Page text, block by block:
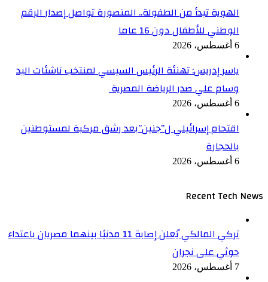
الهوية تبدأ من الطفولة.. المنصورة تواصل إصدار الرقم
الوطني للأطفال دون 16 عاما
6 أغسطس، 2026
ياسر إدريس: تهنئة الرئيس السيسي لمنتخب ناشئات اليد
وسام علي صدر الرياضة المصرية
6 أغسطس، 2026
اقتحام إسرائيلي ل”جنين”بعد رشق مركبة لمستوطنين
بالحجارة
6 أغسطس، 2026
Recent Tech News
تركي المالكي يُعلن إصابة 11 مدنيًا بينهما مصريان باعتداء
حوثي على نجران
7 أغسطس، 2026